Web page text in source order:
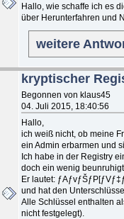
Hallo, wie schaffe ich es
über Herunterfahren und
weitere
kryptischer
Begonnen von klaus45
04. Juli 2015, 18:40:56
Hallo,
ich weiß nicht, ob meine
ein Admin erbarmen und
Ich habe in der Registry
doch ein wenig beunruhigt.
Er lautet: ƒAƒvƒŠƒP[ƒVƒ‡ƒ“
und hat den
Alle Schlüssel enthalten
nicht festgelegt).